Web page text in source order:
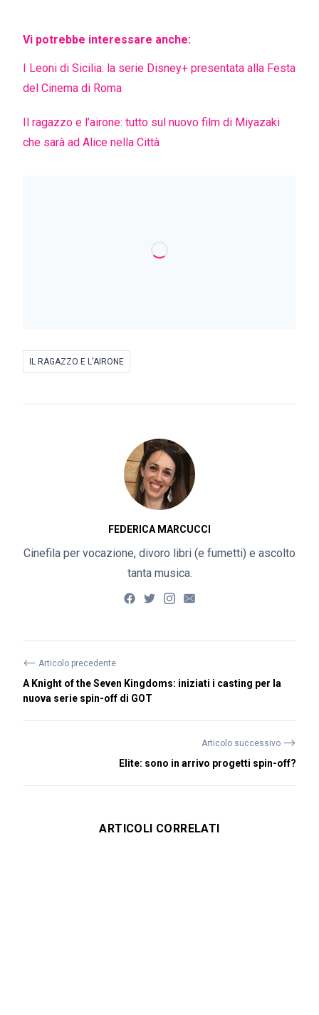
Vi potrebbe interessare anche:
I Leoni di Sicilia: la serie Disney+ presentata alla Festa
del Cinema di Roma
Il ragazzo e l’airone: tutto sul nuovo film di Miyazaki
che sarà ad Alice nella Città
IL RAGAZZO E L'AIRONE
FEDERICA MARCUCCI
Cinefila per vocazione, divoro libri (e fumetti) e ascolto
tanta musica.
⟵ Articolo precedente
A Knight of the Seven Kingdoms: iniziati i casting per la
nuova serie spin-off di GOT
Articolo successivo ⟶
Elite: sono in arrivo progetti spin-off?
ARTICOLI CORRELATI